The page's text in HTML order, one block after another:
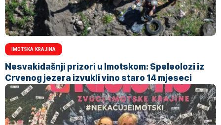
IMOTSKA KRAJINA
Nesvakidašnji prizori u Imotskom: Speleolozi iz
Crvenog jezera izvukli vino staro 14 mjeseci